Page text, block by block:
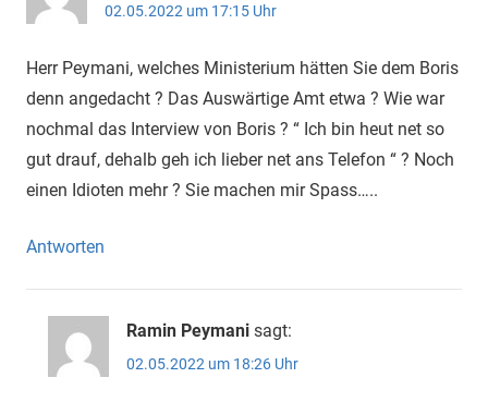
02.05.2022 um 17:15 Uhr
Herr Peymani, welches Ministerium hätten Sie dem Boris
denn angedacht ? Das Auswärtige Amt etwa ? Wie war
nochmal das Interview von Boris ? “ Ich bin heut net so
gut drauf, dehalb geh ich lieber net ans Telefon “ ? Noch
einen Idioten mehr ? Sie machen mir Spass…..
Antworten
Ramin Peymani sagt:
02.05.2022 um 18:26 Uhr